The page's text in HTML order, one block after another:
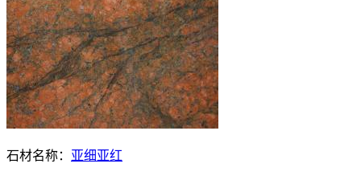
石材名称： 亚细亚红